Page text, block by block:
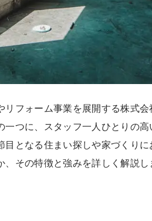
リフォーム事業を展開する株式
一つに、スタッフ一人ひとりの
となる住まい探しや家づくり
その特徴と強みを詳しく解説し